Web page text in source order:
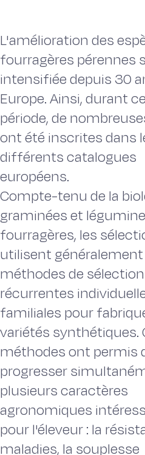
L'amélioration des
fourragères pérennes
intensifiée depuis 30
Europe. Ainsi, durant
période, de
ont été inscrites dans
différents catalogues
européens.
Compte-tenu de la
graminées et
fourragères, les
utilisent
méthodes de sélection
récurrentes
familiales pour
variétés synthétiques.
méthodes ont permis
progresser
plusieurs caractères
agronomiques
pour l'éleveur : la
maladies, la souplesse